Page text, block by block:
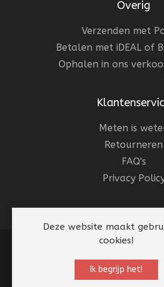
Overig
Verzenden met
Betalen met iDEAL of
Ophalen in ons
Meten is
Retourneren
FAQ's
Privacy
| ©
Deze website maakt
cookies!
Ik begrijp het!